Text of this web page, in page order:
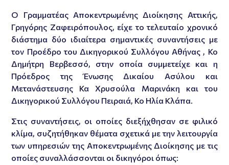
Ο Γραμματέας Αποκεντρωμένης Διοίκησης Αττικής,
Γρηγόρης Ζαφειρόπουλος, είχε το τελευταίο χρονικό
διάστημα δύο ιδιαίτερα σημαντικές συναντήσεις με
τον Προέδρο του Δικηγορικού Συλλόγου Αθήνας , Κο
Δημήτρη Βερβεσσό, στην οποία συμμετείχε και η
Πρόεδρος της Ένωσης Δικαίου Ασύλου και
Μετανάστευσης Κα Χρυσούλα Μαρινάκη και του
Δικηγορικού Συλλόγου Πειραιά, Κο Ηλία Κλάπα.
Στις συναντήσεις, οι οποίες διεξήχθησαν σε φιλικό
κλίμα, συζητήθηκαν θέματα σχετικά με την λειτουργία
των υπηρεσιών της Αποκεντρωμένης Διοίκησης με τις
οποίες συναλλάσσονται οι δικηγόροι όπως: